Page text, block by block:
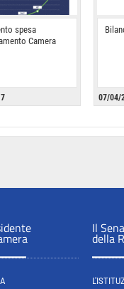
spesa
Camera
07/04/
Il
della